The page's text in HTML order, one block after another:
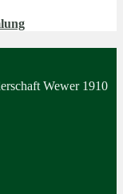
Wewer 1910